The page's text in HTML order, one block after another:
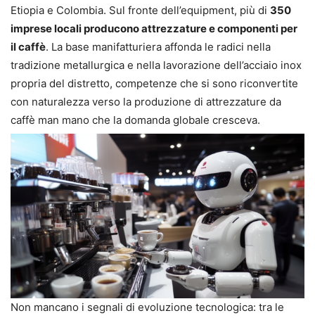
Etiopia e Colombia. Sul fronte dell’equipment, più di 350
imprese locali producono attrezzature e componenti per
il caffè. La base manifatturiera affonda le radici nella
tradizione metallurgica e nella lavorazione dell’acciaio inox
propria del distretto, competenze che si sono riconvertite
con naturalezza verso la produzione di attrezzature da
caffè man mano che la domanda globale cresceva.
Non mancano i segnali di evoluzione tecnologica: tra le